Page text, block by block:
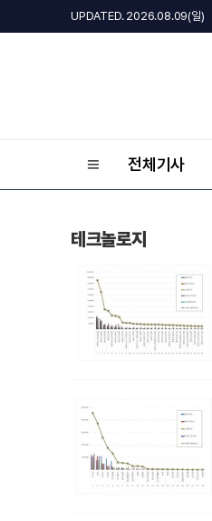
UPDATED. 2026.08.09(일)
전체기사
테크놀로지